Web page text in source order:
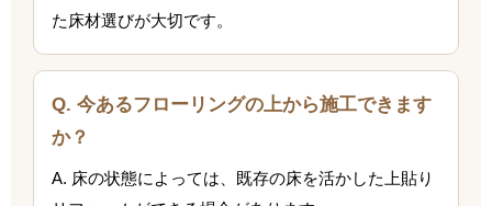
た床材選びが大切です。
Q. 今あるフローリングの上から施工できます
か？
A. 床の状態によっては、既存の床を活かした上貼り